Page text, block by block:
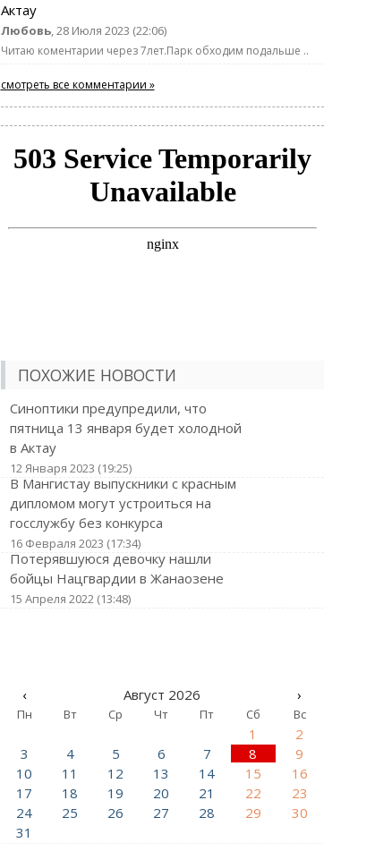
Актау
Любовь, 28 Июля 2023 (22:06)
Читаю коментарии через 7лет.Парк обходим подальше ..
смотреть все комментарии »
ПОХОЖИЕ НОВОСТИ
Синоптики предупредили, что
пятница 13 января будет холодной
в Актау
12 Января 2023 (19:25)
В Мангистау выпускники с красным
дипломом могут устроиться на
госслужбу без конкурса
16 Февраля 2023 (17:34)
Потерявшуюся девочку нашли
бойцы Нацгвардии в Жанаозене
15 Апреля 2022 (13:48)
‹ Август 2026 ›
Пн Вт Ср Чт Пт Сб Вс
1
2
3
4 5 6 7 8
9
10
11 12 13 14 15
16
17
18 19 20 21 22
23
24
25 26 27 28 29
30
31